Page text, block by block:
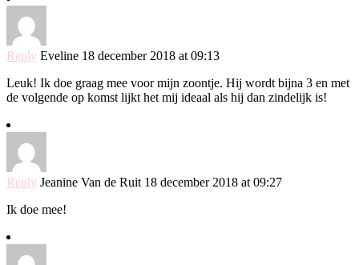
Reply Eveline 18 december 2018 at 09:13
Leuk! Ik doe graag mee voor mijn zoontje. Hij wordt bijna 3 en met
de volgende op komst lijkt het mij ideaal als hij dan zindelijk is!
Reply Jeanine Van de Ruit 18 december 2018 at 09:27
Ik doe mee!